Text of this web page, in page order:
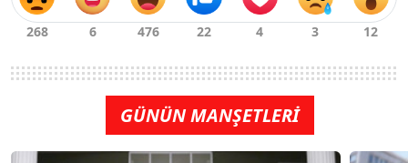
GÜNÜN MANŞETLERİ